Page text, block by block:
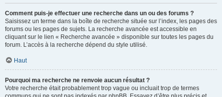
Comment puis-je effectuer une recherche dans un ou des forums ?
Saisissez un terme dans la boîte de recherche située sur l’index, les pages des
forums ou les pages de sujets. La recherche avancée est accessible en
cliquant sur le lien « Recherche avancée » disponible sur toutes les pages du
forum. L’accès à la recherche dépend du style utilisé.
Haut
Pourquoi ma recherche ne renvoie aucun résultat ?
Votre recherche était probablement trop vague ou incluait trop de termes